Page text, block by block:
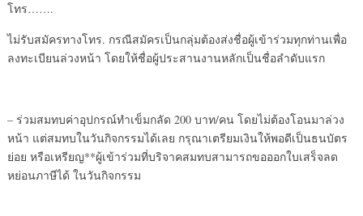
โทร…….
ไม่รับสมัครทางโทร. กรณีสมัครเป็นกลุ่มต้องส่งชื่อผู้เข้าร่วมทุกท่านเพื่อ
ลงทะเบียนล่วงหน้า โดยให้ชื่อผู้ประสานงานหลักเป็นชื่อลำดับแรก
– ร่วมสมทบค่าอุปกรณ์ทำเข็มกลัด 200 บาท/คน โดยไม่ต้องโอนมาล่วง
หน้า แต่สมทบในวันกิจกรรมได้เลย กรุณาเตรียมเงินให้พอดีเป็นธนบัตร
ย่อย หรือเหรียญ**ผู้เข้าร่วมที่บริจาคสมทบสามารถขอออกใบเสร็จลด
หย่อนภาษีได้ ในวันกิจกรรม